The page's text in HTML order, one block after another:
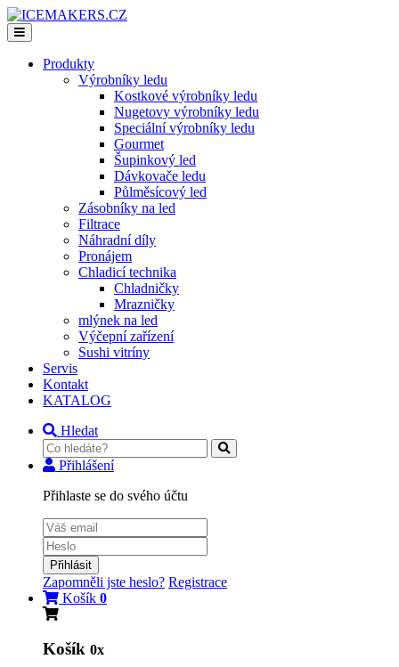
Produkty
Výrobníky ledu
Kostkové výrobníky ledu
Nugetovy výrobníky ledu
Speciální výrobníky ledu
Gourmet
Šupinkový led
Dávkovače ledu
Půlměsícový led
Zásobníky na led
Filtrace
Náhradní díly
Pronájem
Chladicí technika
Chladničky
Mrazničky
mlýnek na led
Výčepní zařízení
Sushi vitríny
Servis
Kontakt
KATALOG
Hledat
Přihlášení
Přihlaste se do svého účtu
Přihlásit
Zapomněli jste heslo? Registrace
Košík 0
Košík 0x